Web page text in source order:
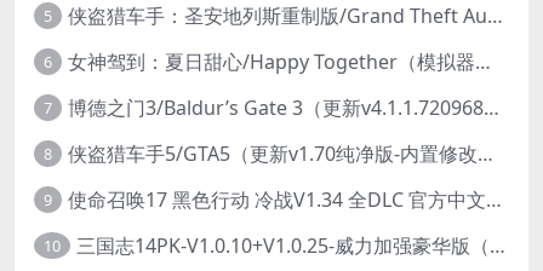
5 侠盗猎车手：圣安地列斯重制版/Grand Theft Auto: San Andreas – The Definitive Edition（更新v1.113.49697469）
6 女神驾到：夏日甜心/Happy Together（模拟器版-升级豪华终极珍藏版+全DLC）
7 博德之门3/Baldur’s Gate 3（更新v4.1.1.7209685）
8 侠盗猎车手5/GTA5（更新v1.70纯净版-内置修改器+通关存档）
9 使命召唤17 黑色行动 冷战V1.34 全DLC 官方中文版COD17
10 三国志14PK-V1.0.10+V1.0.25-威力加强豪华版（武将面容套装-全DLC+季票+特典+中文语音+编辑修改器）